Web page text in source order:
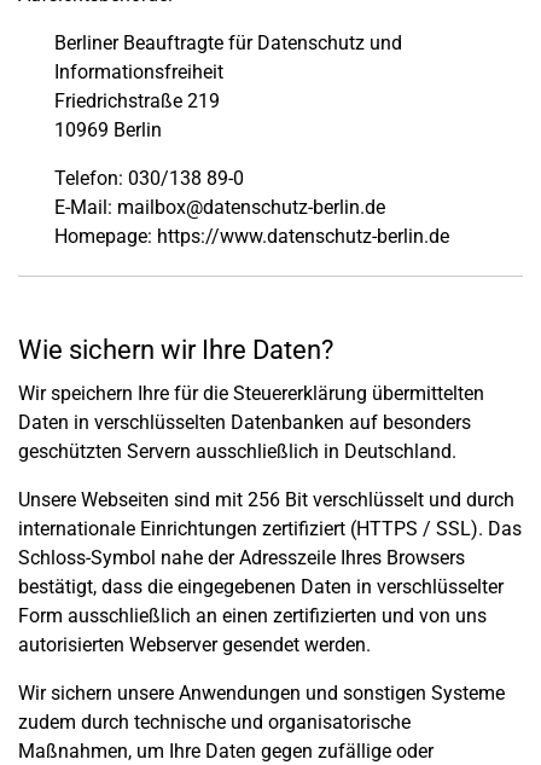
Berliner Beauftragte für Datenschutz und
Informationsfreiheit
Friedrichstraße 219
10969 Berlin
Telefon: 030/138 89-0
E-Mail: mailbox@datenschutz-berlin.de
Homepage: https://www.datenschutz-berlin.de
Wie sichern wir Ihre Daten?
Wir speichern Ihre für die Steuererklärung übermittelten
Daten in verschlüsselten Datenbanken auf besonders
geschützten Servern ausschließlich in Deutschland.
Unsere Webseiten sind mit 256 Bit verschlüsselt und durch
internationale Einrichtungen zertifiziert (HTTPS / SSL). Das
Schloss-Symbol nahe der Adresszeile Ihres Browsers
bestätigt, dass die eingegebenen Daten in verschlüsselter
Form ausschließlich an einen zertifizierten und von uns
autorisierten Webserver gesendet werden.
Wir sichern unsere Anwendungen und sonstigen Systeme
zudem durch technische und organisatorische
Maßnahmen, um Ihre Daten gegen zufällige oder